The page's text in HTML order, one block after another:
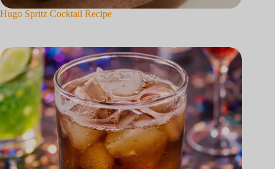
Hugo Spritz Cocktail Recipe